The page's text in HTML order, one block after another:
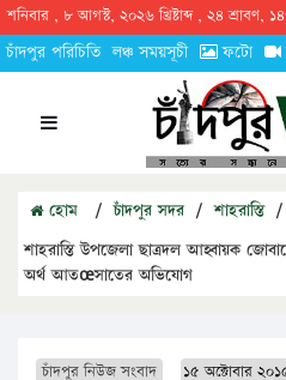
শনিবার , ৮ আগস্ট, ২০২৬ খ্রিষ্টাব্দ , ২৪ শ্রাবণ,
চাঁদপুর পরিচিতি লঞ্চ সময়সূচী ফটো
হোম / চাঁদপুর সদর / শাহরাস্তি /
শাহরাস্তি উপজেলা ছাত্রদল আহ্বায়ক
অর্থ আতœসাতের অভিযোগ
চাঁদপুর নিউজ সংবাদ ১৫ অক্টোবার